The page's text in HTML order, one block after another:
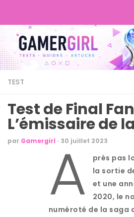
TEST
Test de Final
L’émissaire de
par Gamergirl · 30 juillet 2023
A
près pas
la sortie
et une
2020, le
numéroté de la saga